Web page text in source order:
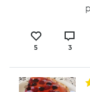
5 3